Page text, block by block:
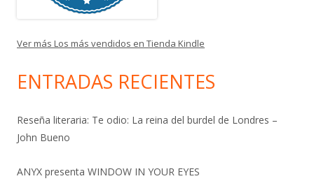
Ver más Los más vendidos en Tienda Kindle
ENTRADAS RECIENTES
Reseña literaria: Te odio: La reina del burdel de Londres –
John Bueno
ANYX presenta WINDOW IN YOUR EYES